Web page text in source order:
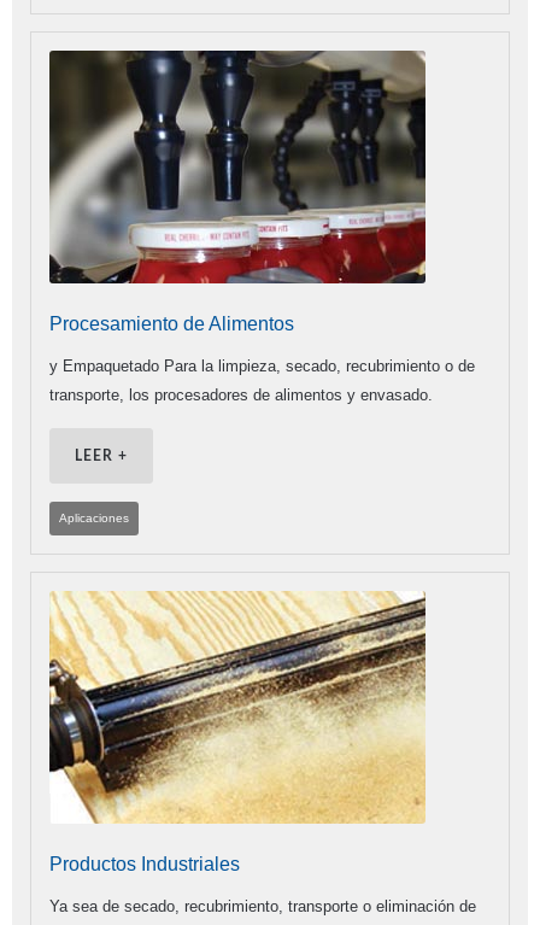
Procesamiento de Alimentos
y Empaquetado Para la limpieza, secado, recubrimiento o de
transporte, los procesadores de alimentos y envasado.
LEER +
Aplicaciones
Productos Industriales
Ya sea de secado, recubrimiento, transporte o eliminación de